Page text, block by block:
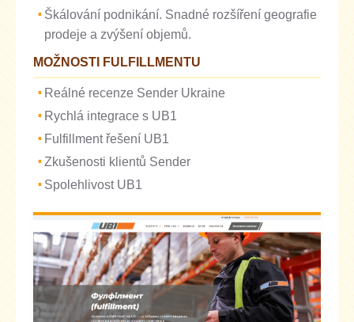
Škálování podnikání. Snadné rozšíření geografie
prodeje a zvýšení objemů.
MOŽNOSTI FULFILLMENTU
Reálné recenze Sender Ukraine
Rychlá integrace s UB1
Fulfillment řešení UB1
Zkušenosti klientů Sender
Spolehlivost UB1